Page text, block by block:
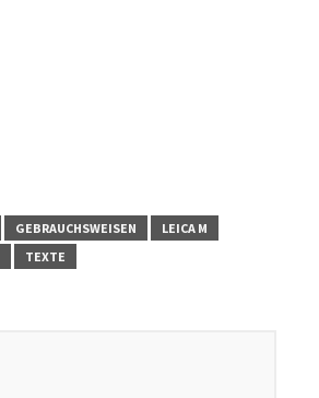
GEBRAUCHSWEISEN
LEICA M
TEXTE